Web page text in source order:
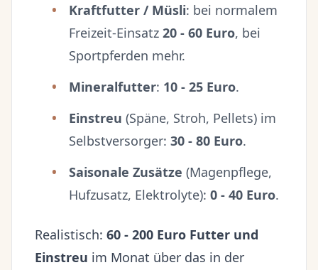
Kraftfutter / Müsli: bei normalem
Freizeit-Einsatz 20 - 60 Euro, bei
Sportpferden mehr.
Mineralfutter: 10 - 25 Euro.
Einstreu (Späne, Stroh, Pellets) im
Selbstversorger: 30 - 80 Euro.
Saisonale Zusätze (Magenpflege,
Hufzusatz, Elektrolyte): 0 - 40 Euro.
Realistisch: 60 - 200 Euro Futter und
Einstreu im Monat über das in der